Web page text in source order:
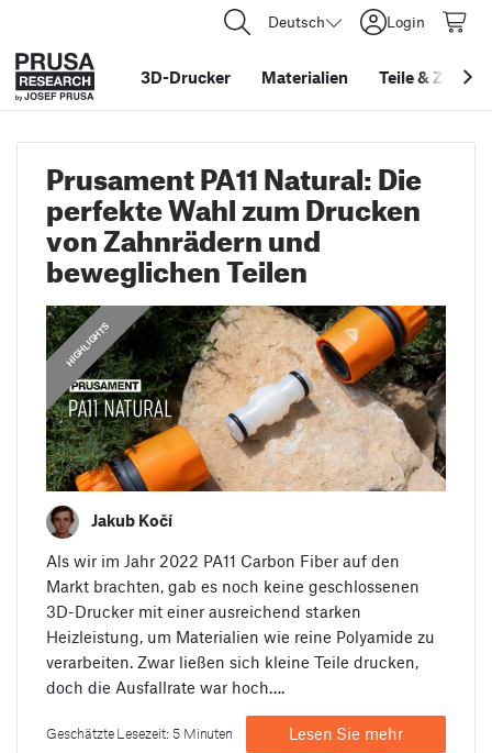
Deutsch Login
3D-Drucker Materialien Teile&
Prusament PA11 Natural: Die
perfekte Wahl zum Drucken
von Zahnrädern und
beweglichen Teilen
HIGHLIGHTS
Jakub Kočí
Als wir im Jahr 2022 PA11 Carbon Fiber auf den
Markt brachten, gab es noch keine geschlossenen
3D-Drucker mit einer ausreichend starken
Heizleistung, um Materialien wie reine Polyamide zu
verarbeiten. Zwar ließen sich kleine Teile drucken,
doch die Ausfallrate war hoch….
Geschätzte Lesezeit: 5 Minuten Lesen Sie mehr